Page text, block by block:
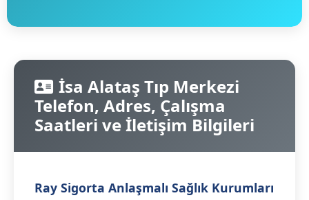
İsa Alataş Tıp Merkezi
Telefon, Adres, Çalışma
Saatleri ve İletişim Bilgileri
Ray Sigorta Anlaşmalı Sağlık Kurumları